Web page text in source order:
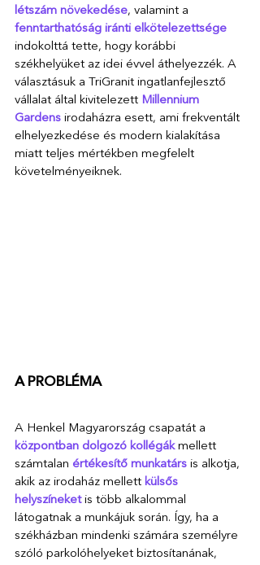
létszám növekedése, valamint a
fenntarthatóság iránti elkötelezettsége
indokolttá tette, hogy korábbi
székhelyüket az idei évvel áthelyezzék. A
választásuk a TriGranit ingatlanfejlesztő
vállalat által kivitelezett Millennium
Gardens irodaházra esett, ami frekventált
elhelyezkedése és modern kialakítása
miatt teljes mértékben megfelelt
követelményeiknek.
A PROBLÉMA
A Henkel Magyarország csapatát a
központban dolgozó kollégák mellett
számtalan értékesítő munkatárs is alkotja,
akik az irodaház mellett külsős
helyszíneket is több alkalommal
látogatnak a munkájuk során. Így, ha a
székházban mindenki számára személyre
szóló parkolóhelyeket biztosítanának,